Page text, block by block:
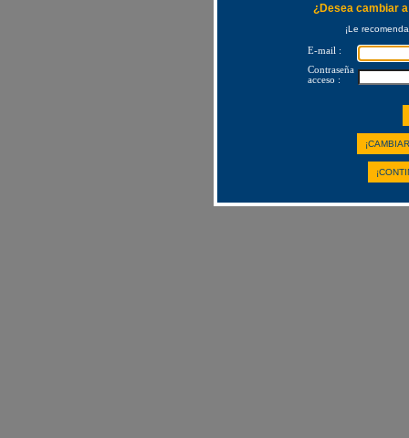
¿Desea cambiar
¡Le
E-mail :
Contraseña
acceso :